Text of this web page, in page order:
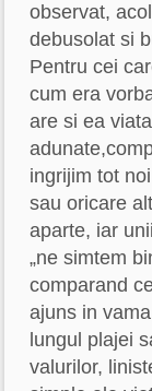
observat,
debusolat si
Pentru cei
cum era
are si ea
ingrijim tot
sau oricare
aparte, iar
„ne simtem
comparand
ajuns in
lungul plajei
valurilor,